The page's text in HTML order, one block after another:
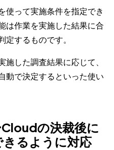
使って実施条件を指定でき
は作業を実施した結果に合
するものです。
した調査結果に応じて、
動で決定するといった使い
の決裁後に
きるように対応